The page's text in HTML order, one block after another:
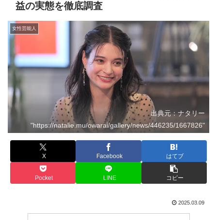
益の実態を徹底調査
女性芸能人
出典元：ナタリー
"https://natalie.mu/owarai/gallery/news/446235/1667826"
X Facebook はてブ
Pocket LINE コピー
2025.03.09